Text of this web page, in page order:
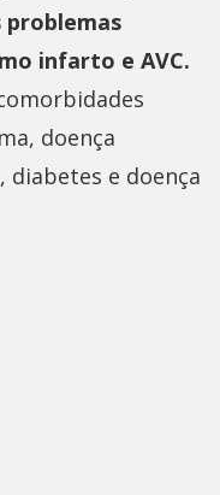
problemas
infarto e AVC.
doença
e doença